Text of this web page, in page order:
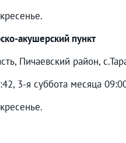
акушерский пункт
Пичаевский район,
3-я суббота месяца